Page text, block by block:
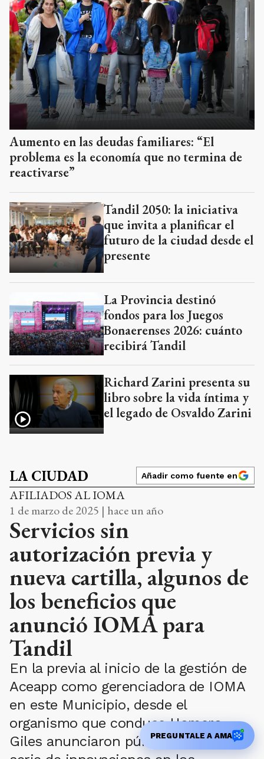
Aumento en las deudas familiares: “El
problema es la economía que no termina de
reactivarse”
Tandil 2050: la iniciativa
que invita a planificar el
futuro de la ciudad desde el
presente
La Provincia destinó
fondos para los Juegos
Bonaerenses 2026: cuánto
recibirá Tandil
Richard Zarini presenta su
libro sobre la vida íntima y
el legado de Osvaldo Zarini
LA CIUDAD Añadir como fuente en
AFILIADOS AL IOMA
1 de marzo de 2025 | hace un año
Servicios sin
autorización previa y
nueva cartilla, algunos de
los beneficios que
anunció IOMA para
Tandil
En la previa al inicio de la gestión de
Aceapp como gerenciadora de IOMA
en este Municipio, desde el
organismo que conduce Homero
Giles anunciaron públicamente “una
PREGUNTALE A AMA